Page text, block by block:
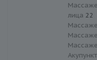
лица 22